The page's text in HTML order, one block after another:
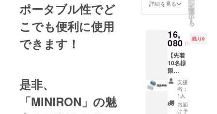
ポータブル性でど
こでも便利に使用
できます！
是非、
「MINIRON」の魅
料につ
いて】
商品代
は、ご
自宅ま
での送
料も含
まれて
おりま
す。
【その
他注意
事項】
※本プロ
詳細を見る ン
を
選
択
す
る
16,
080 円
残り9
【先着
10名様
限
定！】
「MINI
RON」
2個 [一
般販売
支援
者：
1人
お届
け予